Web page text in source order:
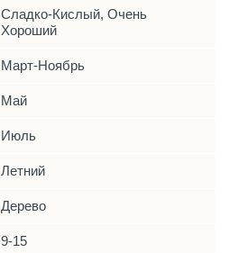
Сладко-Кислый, Очень
Хороший
Март-Ноябрь
Май
Июль
Летний
Дерево
9-15